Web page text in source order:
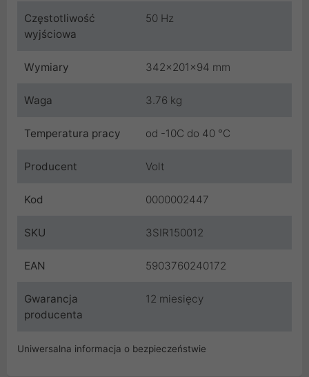
Częstotliwość
wyjściowa
50 Hz
Wymiary 342x201x94 mm
Waga 3.76 kg
Temperatura pracy od -10C do 40 °C
Producent Volt
Kod 0000002447
SKU 3SIR150012
EAN 5903760240172
Gwarancja
producenta
12 miesięcy
Uniwersalna informacja o bezpieczeństwie